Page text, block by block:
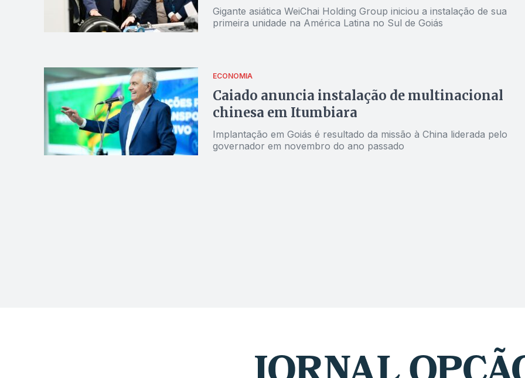
Gigante asiática WeiChai Holding Group iniciou a instalação de sua
primeira unidade na América Latina no Sul de Goiás
ECONOMIA
Caiado anuncia instalação de multinacional
chinesa em Itumbiara
Implantação em Goiás é resultado da missão à China liderada pelo
governador em novembro do ano passado